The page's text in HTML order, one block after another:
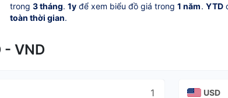
trong 3 tháng. 1yđể xem biểu đồ giá trong1 năm. YTD
toàn thời gian.
- VND
USD